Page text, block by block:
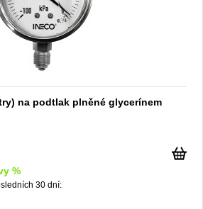
na podtlak plněné glycerínem
%
30 dní: